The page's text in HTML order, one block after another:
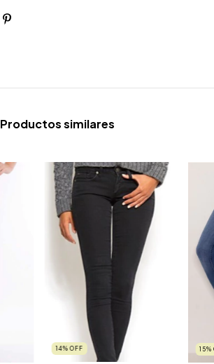
Productos similares
14%OFF 15%